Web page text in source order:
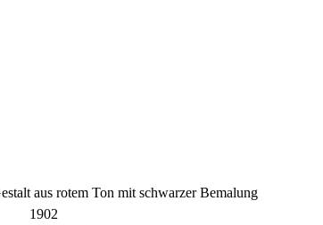
aus rotem Ton mit schwarzer Bemalung
1902